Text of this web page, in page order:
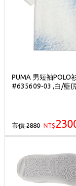
PUMA 男短袖POLO
#635609-03 ,白/藍(
市價 2880 NT$